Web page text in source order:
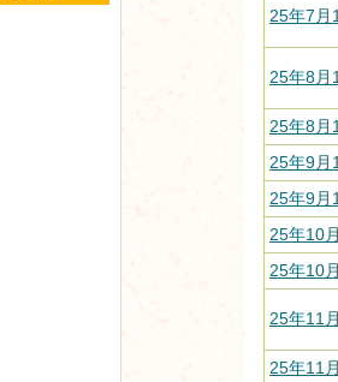
25年7月
25年8月
25年8月
25年9月
25年9月
25年10
25年10
25年11
25年11